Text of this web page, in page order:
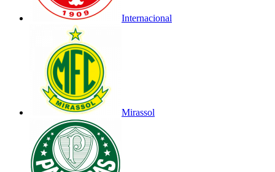
Internacional
Mirassol